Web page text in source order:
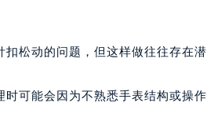
动的问题，但这样做往往存在潜
能会因为不熟悉手表结构或操